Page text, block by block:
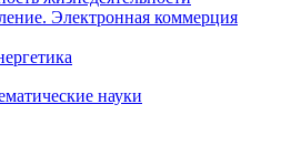
Электронная коммерция
науки